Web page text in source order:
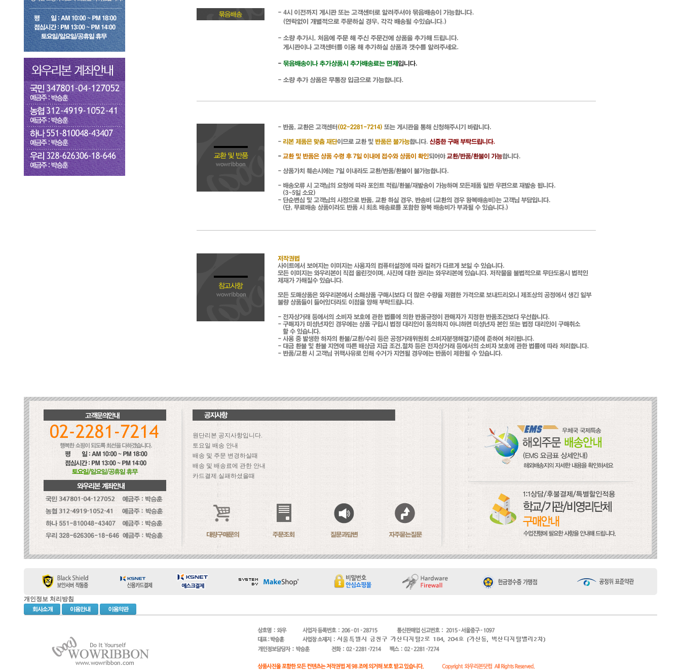
원단리본 공지사항입니다.
토요일 배송 안내
배송 및 주문 변경하실때
배송 및 배송료에 관한 안내
카드결제 실패하셨을때
개인정보 처리방침